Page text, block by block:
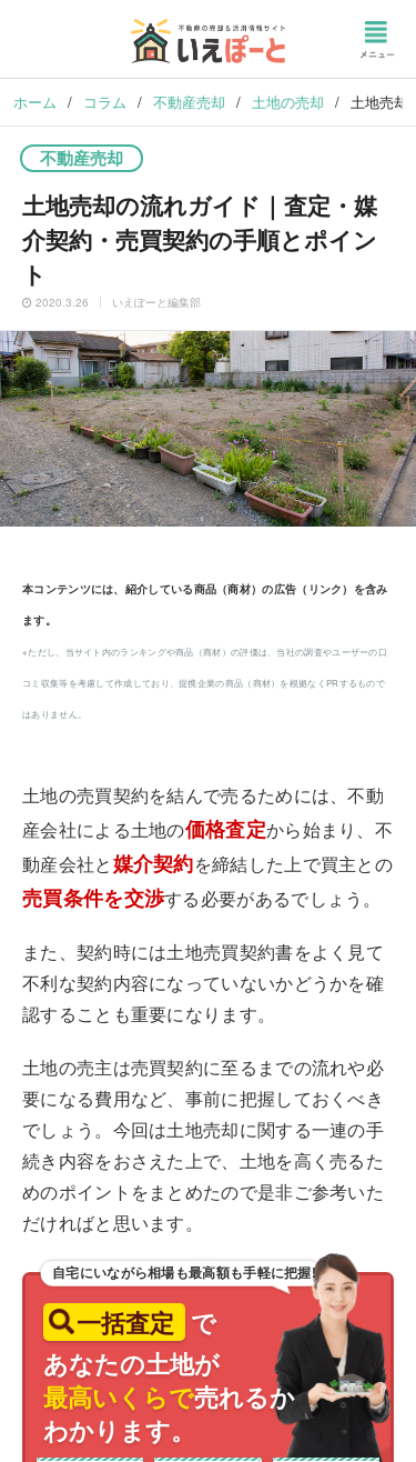
ホーム / コラム / 不動産売却 / 土地の売却 / 土地売却
不動産売却
土地売却の流れガイド｜査定・媒
介契約・売買契約の手順とポイン
ト
2020.3.26 いえぽーと編集部
本コンテンツには、紹介している商品（商材）の広告（リンク）を含み
ます。
※ただし、当サイト内のランキングや商品（商材）の評価は、当社の調査やユーザーの口
コミ収集等を考慮して作成しており、提携企業の商品（商材）を根拠なくPRするもので
はありません。
土地の売買契約を結んで売るためには、不動
産会社による土地の価格査定から始まり、不
動産会社と媒介契約を締結した上で買主との
売買条件を交渉する必要があるでしょう。
また、契約時には土地売買契約書をよく見て
不利な契約内容になっていないかどうかを確
認することも重要になります。
土地の売主は売買契約に至るまでの流れや必
要になる費用など、事前に把握しておくべき
でしょう。今回は土地売却に関する一連の手
続き内容をおさえた上で、土地を高く売るた
めのポイントをまとめたので是非ご参考いた
だければと思います。
一括査定 で
あなたの土地が
最高いくらで売れるか
わかります。
自宅にいながら相場も最高額も手軽に把握!